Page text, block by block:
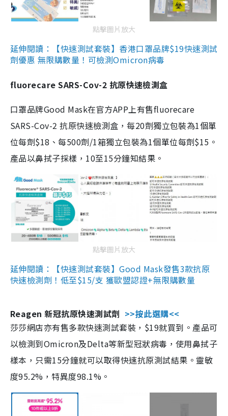
點擊圖片放大
延伸閱讀：【快速測試套裝】香港口罩品牌$19快速測試
劑優惠 無限購數量！可檢測Omicron病毒
fluorecare SARS-Cov-2 抗原快速檢測盒
口罩品牌Good Mask在官方APP上有售fluorecare
SARS-Cov-2 抗原快速檢測盒，每20劑獨立包裝為1個單
位每劑$18、每500劑/1箱獨立包裝為1個單位每劑$15。
產品以鼻拭子採樣，10至15分鐘知結果。
點擊圖片放大
延伸閱讀：【快速測試套裝】Good Mask發售3款抗原
快速檢測劑！低至$15/支 獲歐盟認證+無限購數量
Reagen 新冠抗原快速測試劑 >>按此選購<<
莎莎網店亦有售多款快速測試套裝，$19就買到。產品可
以檢測到Omicron及Delta等新型冠狀病毒，使用鼻拭子
樣本，只需15分鐘就可以取得快速抗原測試結果。靈敏
度95.2%，特異度98.1%。